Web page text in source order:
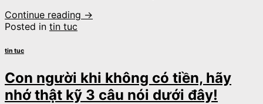
Continue reading →
Posted in tin tuc
tin tuc
Con người khi không có tiền, hãy
nhớ thật kỹ 3 câu nói dưới đây!